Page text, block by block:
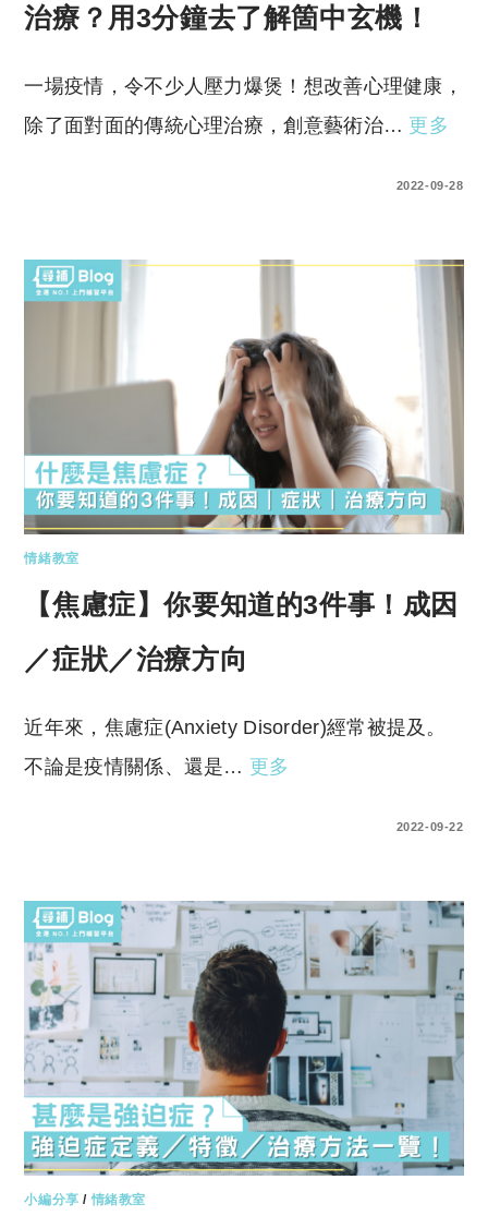
治療？用3分鐘去了解箇中玄機！
一場疫情，令不少人壓力爆煲！想改善心理健康，
除了面對面的傳統心理治療，創意藝術治… 更多
2022-09-28
情緒教室
【焦慮症】你要知道的3件事！成因
／症狀／治療方向
近年來，焦慮症(Anxiety Disorder)經常被提及。
不論是疫情關係、還是… 更多
2022-09-22
小編分享 / 情緒教室